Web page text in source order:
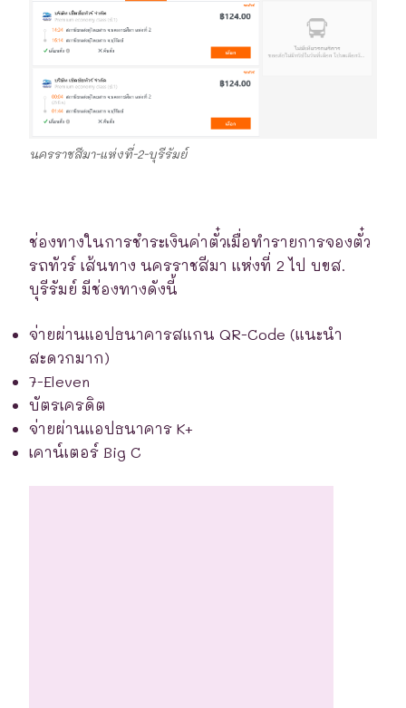
นครราชสีมา-แห่งที่-2-บุรีรัมย์
ช่องทางในการชำระเงินค่าตั๋วเมื่อทำรายการจองตั๋ว
รถทัวร์ เส้นทาง นครราชสีมา แห่งที่ 2 ไป บขส.
บุรีรัมย์ มีช่องทางดังนี้
จ่ายผ่านแอปธนาคารสแกน QR-Code (แนะนำ
สะดวกมาก)
7-Eleven
บัตรเครดิต
จ่ายผ่านแอปธนาคาร K+
เคาน์เตอร์ Big C